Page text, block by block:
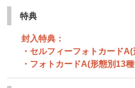
特典
封入特典：
・セルフィーフォトカード
・フォトカードA(形態別13